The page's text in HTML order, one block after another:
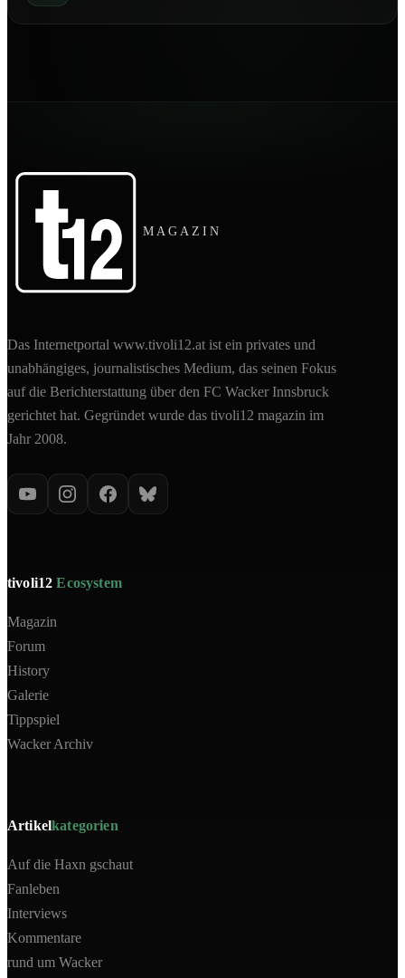
MAGAZIN
Das Internetportal www.tivoli12.at ist ein privates und
unabhängiges, journalistisches Medium, das seinen Fokus
auf die Berichterstattung über den FC Wacker Innsbruck
gerichtet hat. Gegründet wurde das tivoli12 magazin im
Jahr 2008.
tivoli12Ecosystem
Magazin
Forum
History
Galerie
Tippspiel
Wacker Archiv
Artikelkategorien
Auf die Haxn gschaut
Fanleben
Interviews
Kommentare
rund um Wacker